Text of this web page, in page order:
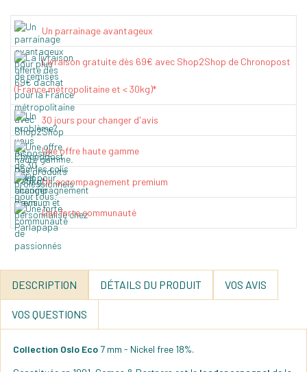
Un parrainage avantageux
Livraison gratuite dès 69€ avec Shop2Shop de Chronopost
(France métropolitaine et < 30kg)*
30 jours pour changer d'avis
Une offre haute gamme
Un accompagnement premium
Une forte communauté
DESCRIPTION DÉTAILS DU PRODUIT VOS AVIS
VOS QUESTIONS
Collection Oslo Eco 7 mm - Nickel free 18%.